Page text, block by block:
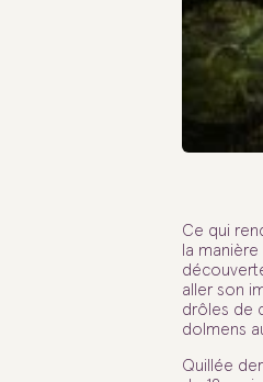
Ce qui
la
aller son
drôles de
dolmens
Quillée